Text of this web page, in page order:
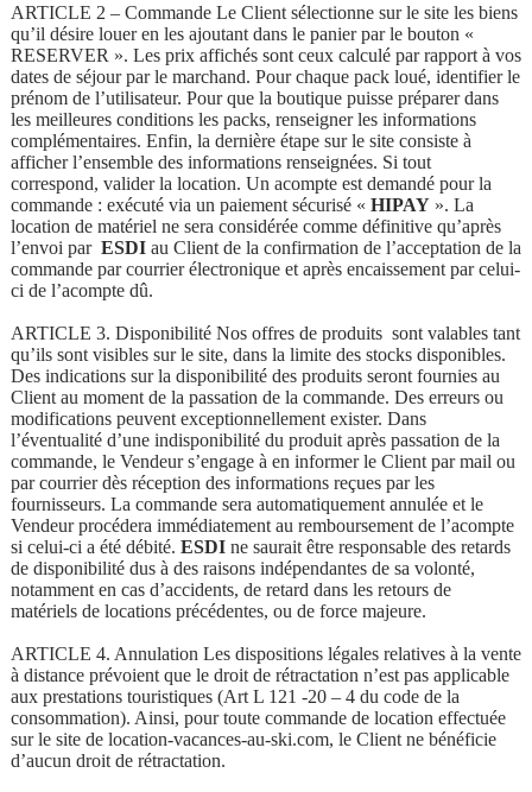
ARTICLE 2 – Commande Le Client sélectionne sur le site les biens
qu’il désire louer en les ajoutant dans le panier par le bouton «
RESERVER ». Les prix affichés sont ceux calculé par rapport à vos
dates de séjour par le marchand. Pour chaque pack loué, identifier le
prénom de l’utilisateur. Pour que la boutique puisse préparer dans
les meilleures conditions les packs, renseigner les informations
complémentaires. Enfin, la dernière étape sur le site consiste à
afficher l’ensemble des informations renseignées. Si tout
correspond, valider la location. Un acompte est demandé pour la
commande : exécuté via un paiement sécurisé « HIPAY». La
location de matériel ne sera considérée comme définitive qu’après
l’envoi par ESDIau Client de la confirmation de l’acceptation de la
commande par courrier électronique et après encaissement par celui-
ci de l’acompte dû.
ARTICLE 3. Disponibilité Nos offres de produits sont valables tant
qu’ils sont visibles sur le site, dans la limite des stocks disponibles.
Des indications sur la disponibilité des produits seront fournies au
Client au moment de la passation de la commande. Des erreurs ou
modifications peuvent exceptionnellement exister. Dans
l’éventualité d’une indisponibilité du produit après passation de la
commande, le Vendeur s’engage à en informer le Client par mail ou
par courrier dès réception des informations reçues par les
fournisseurs. La commande sera automatiquement annulée et le
Vendeur procédera immédiatement au remboursement de l’acompte
si celui-ci a été débité. ESDIne saurait être responsable des retards
de disponibilité dus à des raisons indépendantes de sa volonté,
notamment en cas d’accidents, de retard dans les retours de
matériels de locations précédentes, ou de force majeure.
ARTICLE 4. Annulation Les dispositions légales relatives à la vente
à distance prévoient que le droit de rétractation n’est pas applicable
aux prestations touristiques (Art L 121 -20 – 4 du code de la
consommation). Ainsi, pour toute commande de location effectuée
sur le site de location-vacances-au-ski.com, le Client ne bénéficie
d’aucun droit de rétractation.